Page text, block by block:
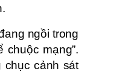
ngồi trong
chuộc mạng”.
chục cảnh sát